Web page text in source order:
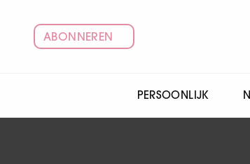
ABONNEREN
PERSOONLIJK